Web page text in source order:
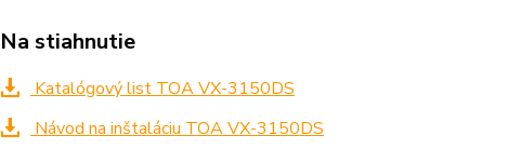
Na stiahnutie
Katalógový list TOA VX-3150DS
Návod na inštaláciu TOA VX-3150DS